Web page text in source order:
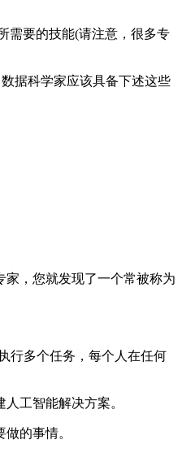
需要的技能(请注意，很多专
据科学家应该具备下述这些
，您就发现了一个常被称为
行多个任务，每个人在任何
工智能解决方案。
的事情。